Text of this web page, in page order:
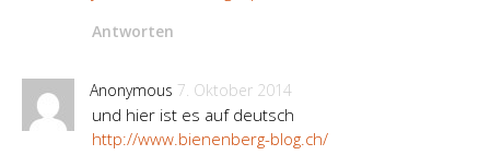
Antworten
Anonymous 7. Oktober 2014
und hier ist es auf deutsch
http://www.bienenberg-blog.ch/